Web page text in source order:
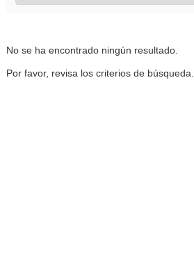
No se ha encontrado ningún resultado.
Por favor, revisa los criterios de búsqueda.